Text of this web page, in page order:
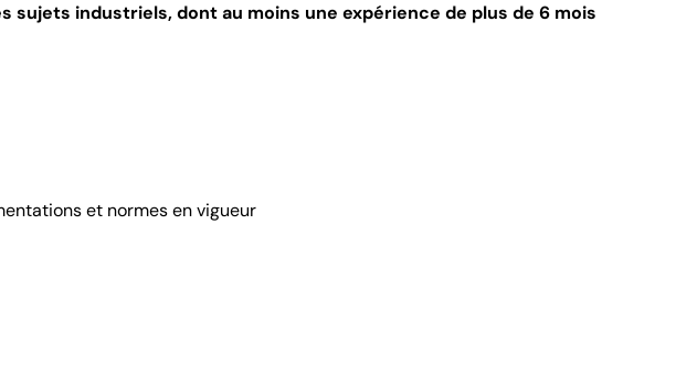
sujets industriels, dont au moins une expérience de plus de 6 mois
et normes en vigueur